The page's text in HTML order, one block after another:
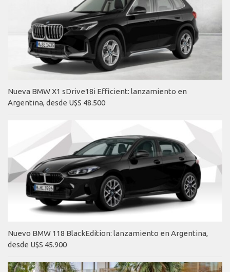
Nueva BMW X1 sDrive18i Efficient: lanzamiento en
Argentina, desde U$S 48.500
Nuevo BMW 118 BlackEdition: lanzamiento en Argentina,
desde U$S 45.900